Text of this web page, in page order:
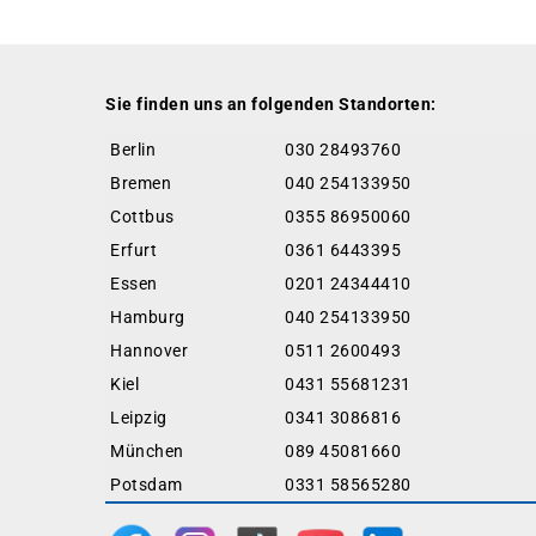
Sie finden uns an folgenden Standorten:
Berlin
030 28493760
Bremen
040 254133950
Cottbus
0355 86950060
Erfurt
0361 6443395
Essen
0201 24344410
Hamburg
040 254133950
Hannover
0511 2600493
Kiel
0431 55681231
Leipzig
0341 3086816
München
089 45081660
Potsdam
0331 58565280